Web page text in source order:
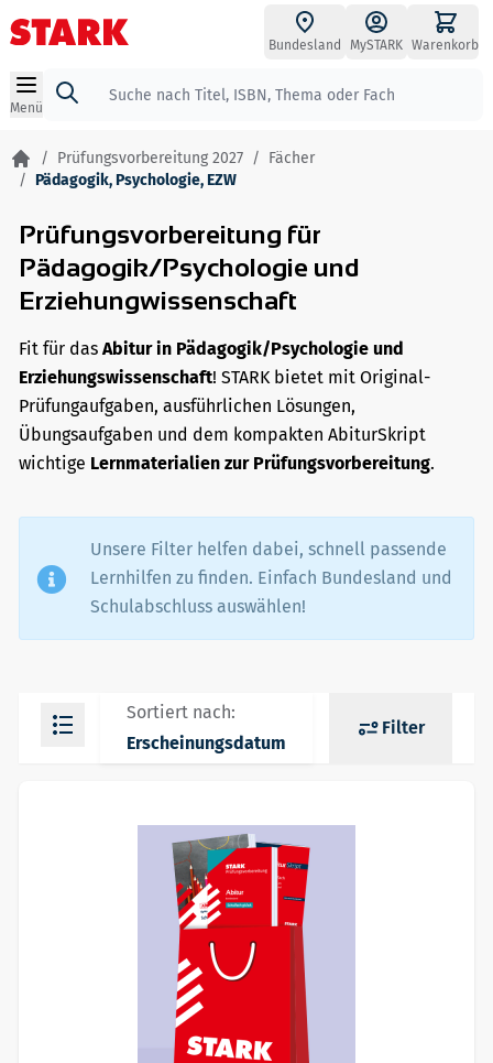
Zum Inhalt springen
Bundesland MySTARK Warenkorb
Menü
Suche
/ Prüfungsvorbereitung 2027 / Fächer
/ Pädagogik, Psychologie, EZW
Prüfungsvorbereitung für
Pädagogik/Psychologie und
Erziehungwissenschaft
Fit für das Abitur in Pädagogik/Psychologie und
Erziehungswissenschaft! STARK bietet mit Original-
Prüfungaufgaben, ausführlichen Lösungen,
Übungsaufgaben und dem kompakten AbiturSkript
wichtige Lernmaterialien zur Prüfungsvorbereitung.
Unsere Filter helfen dabei, schnell passende
Lernhilfen zu finden. Einfach Bundesland und
Schulabschluss auswählen!
Sortiert nach:
Erscheinungsdatum
Filter